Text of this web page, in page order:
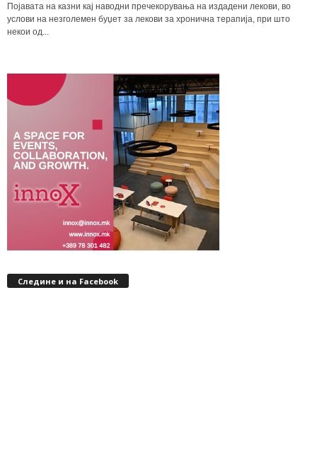
Појавата на казни кај наводни пречекорувања на издадени лекови, во
услови на незголемен буџет за лекови за хронична терапија, при што
некои од...
Следине и на Facebook